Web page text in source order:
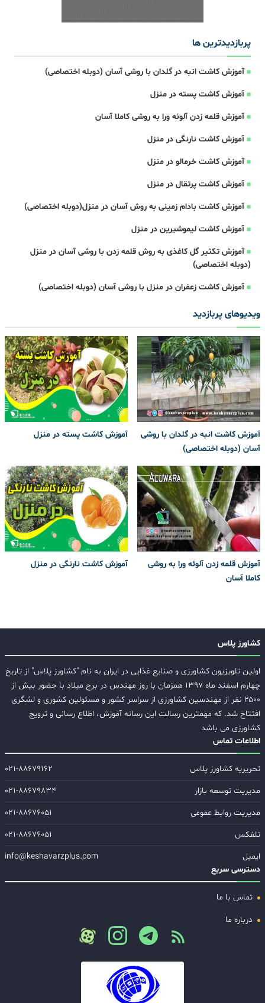
پربازدیدترین ها
آموزش کاشت انبه در گلدان با روشی آسان (دوبله اختصاصی)
آموزش کاشت پسته در منزل
آموزش قلمه زدن آلوئه ورا به روشی کاملا آسان
آموزش کاشت نارنگی در منزل
آموزش کاشت خرمالو در منزل
آموزش کاشت پرتقال در منزل
آموزش کاشت بادام زمینی به روش آسان در منزل(دوبله اختصاصی)
آموزش کاشت لیموشیرین در منزل
آموزش تکثیر گل کاغذی به روش قلمه زدن با روشی آسان در منزل
(دوبله اختصاصی)
آموزش کاشت زعفران در منزل با روشی آسان (دوبله اختصاصی)
ویدیوهای پربازدید
آموزش کاشت انبه در گلدان با روشی
آسان (دوبله اختصاصی)
آموزش کاشت پسته در منزل
آموزش قلمه زدن آلوئه ورا به روشی
کاملا آسان
آموزش کاشت نارنگی در منزل
کشاورز پلاس
اولین تلویزیون کشاورزی و صنایع غذایی در ایران به نام "کشاورز پلاس" از تاریخ
چهارم اسفند ماه ۱۳۹۷ همزمان با روز مهندس در برج میلاد با حضور بیش از
۲۵۰۰ نفر از مهندسین کشاورزی از سراسر کشور و مسئولین کشوری و لشگری
افتتاح شد. که مهمترین رسالت این رسانه آموزش، اطلاع رسانی و ترویج
کشاورزی می باشد
اطلاعات تماس
تحریریه کشاورز پلاس
۰۲۱-۸۸۶۷۹۱۶۲
مدیریت توسعه بازار
۰۲۱-۸۸۶۷۹۸۳۴
مدیریت روابط عمومی
۰۲۱-۸۸۶۷۶۰۵۱
تلفکس
۰۲۱-۸۸۶۷۶۰۵۱
ایمیل
info@keshavarzplus.com
دسترسی سریع
تماس با ما
درباره ما